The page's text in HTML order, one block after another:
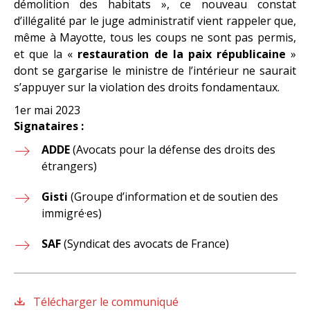
démolition des habitats », ce nouveau constat
d’illégalité par le juge administratif vient rappeler que,
même à Mayotte, tous les coups ne sont pas permis,
et que la « restauration de la paix républicaine »
dont se gargarise le ministre de l’intérieur ne saurait
s’appuyer sur la violation des droits fondamentaux.
1er mai 2023
Signataires :
ADDE(Avocats pour la défense des droits des
étrangers)
Gisti (Groupe d’information et de soutien des
immigré·es)
SAF(Syndicat des avocats de France)
Télécharger le communiqué